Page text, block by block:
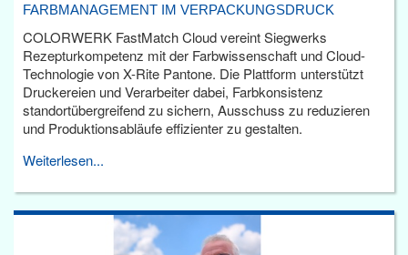
ARBMANAGEMENT IM VERPACKUNGSDRUCK
COLORWERK FastMatch Cloud vereint Siegwerks
Rezepturkompetenz mit der Farbwissenschaft und Cloud-
Technologie von X-Rite Pantone. Die Plattform unterstützt
Druckereien und Verarbeiter dabei, Farbkonsistenz
standortübergreifend zu sichern, Ausschuss zu reduzieren
und Produktionsabläufe effizienter zu gestalten.
Weiterlesen...